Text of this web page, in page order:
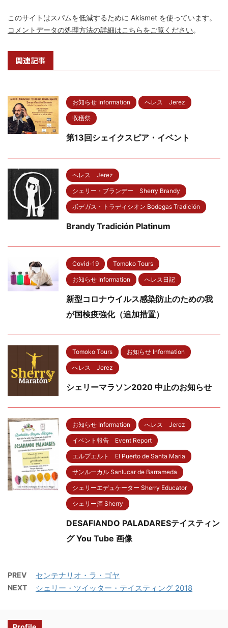
このサイトはスパムを低減するために Akismet を使っています。
コメントデータの処理方法の詳細はこちらをご覧ください。
関連記事
お知らせ Information へレス Jerez
収穫祭
第13回シェイクスピア・イベント
へレス Jerez
シェリー・ブランデー Sherry Brandy
ボデガス・トラディシオン Bodegas Tradición
Brandy Tradición Platinum
Covid-19 Tomoko Tours
お知らせ Information へレス日記
新型コロナウイルス感染防止のための我
が国検疫強化（追加措置）
Tomoko Tours お知らせ Information
へレス Jerez
シェリーマラソン2020 中止のお知らせ
お知らせ Information へレス Jerez
イベント報告 Event Report
エルプエルト El Puerto de Santa Maria
サンルーカル Sanlucar de Barrameda
シェリーエデュケーター Sherry Educator
シェリー酒 Sherry
DESAFIANDO PALADARESテイスティン
グ You Tube 画像
PREV センテナリオ・ラ・ゴヤ
NEXT シェリー・ツイッター・テイスティング 2018